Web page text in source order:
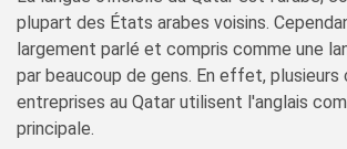
plupart des États arabes voisins.
largement parlé et compris comme une
par beaucoup de gens. En effet,
entreprises au Qatar utilisent l'anglais
principale.